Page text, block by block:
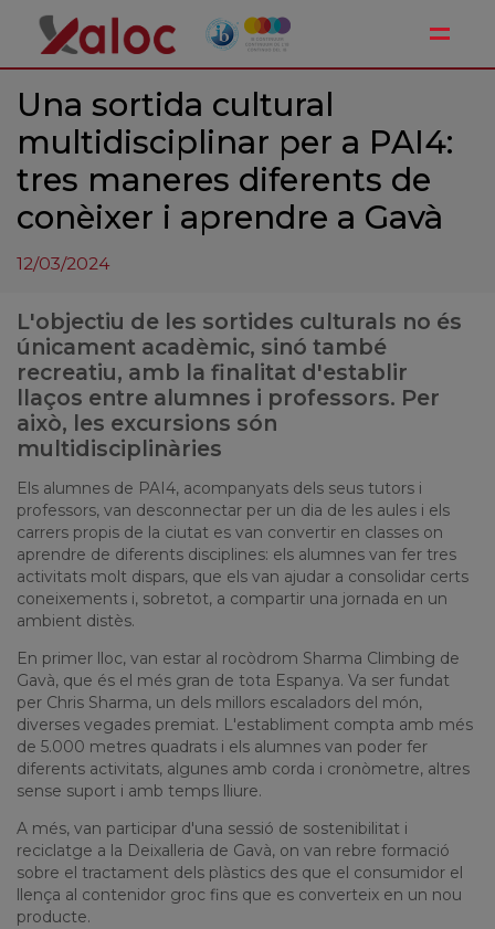
Una sortida cultural
multidisciplinar per a PAI4:
tres maneres diferents de
conèixer i aprendre a Gavà
12/03/2024
L'objectiu de les sortides culturals no és
únicament acadèmic, sinó també
recreatiu, amb la finalitat d'establir
llaços entre alumnes i professors. Per
això, les excursions són
multidisciplinàries
Els alumnes de PAI4, acompanyats dels seus tutors i
professors, van desconnectar per un dia de les aules i els
carrers propis de la ciutat es van convertir en classes on
aprendre de diferents disciplines: els alumnes van fer tres
activitats molt dispars, que els van ajudar a consolidar certs
coneixements i, sobretot, a compartir una jornada en un
ambient distès.
En primer lloc, van estar al rocòdrom Sharma Climbing de
Gavà, que és el més gran de tota Espanya. Va ser fundat
per Chris Sharma, un dels millors escaladors del món,
diverses vegades premiat. L'establiment compta amb més
de 5.000 metres quadrats i els alumnes van poder fer
diferents activitats, algunes amb corda i cronòmetre, altres
sense suport i amb temps lliure.
A més, van participar d'una sessió de sostenibilitat i
reciclatge a la Deixalleria de Gavà, on van rebre formació
sobre el tractament dels plàstics des que el consumidor el
llença al contenidor groc fins que es converteix en un nou
producte.